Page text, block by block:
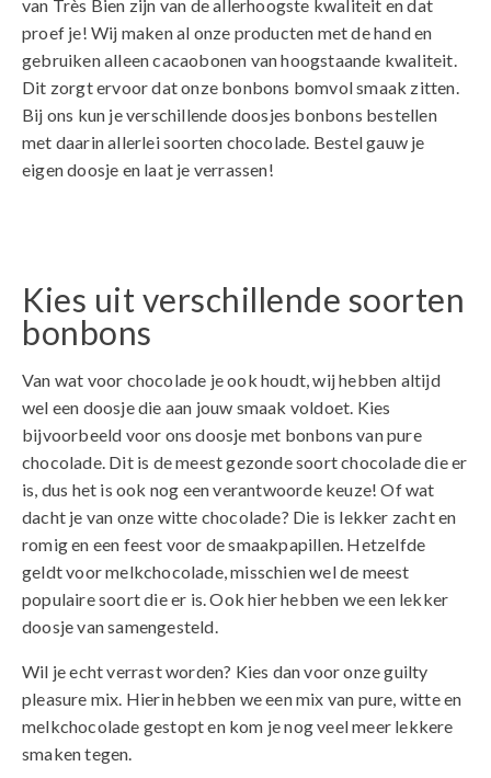
van Très Bien zijn van de allerhoogste kwaliteit en dat
proef je! Wij maken al onze producten met de hand en
gebruiken alleen cacaobonen van hoogstaande kwaliteit.
Dit zorgt ervoor dat onze bonbons bomvol smaak zitten.
Bij ons kun je verschillende doosjes bonbons bestellen
met daarin allerlei soorten chocolade. Bestel gauw je
eigen doosje en laat je verrassen!
Kies uit verschillende soorten
bonbons
Van wat voor chocolade je ook houdt, wij hebben altijd
wel een doosje die aan jouw smaak voldoet. Kies
bijvoorbeeld voor ons doosje met bonbons van pure
chocolade. Dit is de meest gezonde soort chocolade die er
is, dus het is ook nog een verantwoorde keuze! Of wat
dacht je van onze witte chocolade? Die is lekker zacht en
romig en een feest voor de smaakpapillen. Hetzelfde
geldt voor melkchocolade, misschien wel de meest
populaire soort die er is. Ook hier hebben we een lekker
doosje van samengesteld.
Wil je echt verrast worden? Kies dan voor onze guilty
pleasure mix. Hierin hebben we een mix van pure, witte en
melkchocolade gestopt en kom je nog veel meer lekkere
smaken tegen.